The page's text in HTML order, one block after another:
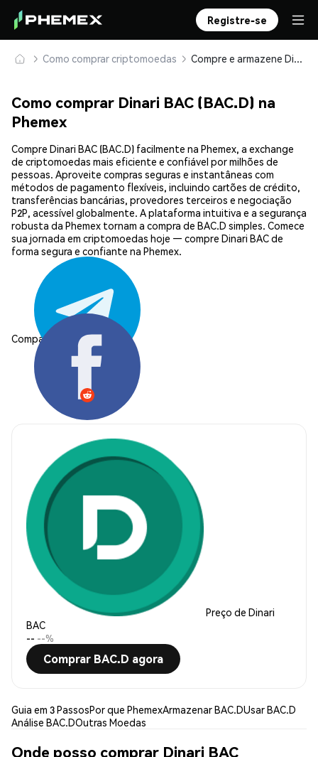
Registre-se
Como comprar criptomoedas Compre e armazene Dinari BAC (BAC.D) com segurança
Como comprar Dinari BAC (BAC.D) na
Phemex
Compre Dinari BAC (BAC.D) facilmente na Phemex, a exchange
de criptomoedas mais eficiente e confiável por milhões de
pessoas. Aproveite compras seguras e instantâneas com
métodos de pagamento flexíveis, incluindo cartões de crédito,
transferências bancárias, provedores terceiros e negociação
P2P, acessível globalmente. A plataforma intuitiva e a segurança
robusta da Phemex tornam a compra de BAC.D simples. Comece
sua jornada em criptomoedas hoje — compre Dinari BAC de
forma segura e confiante na Phemex.
Compartilhar:
Preço de Dinari
BAC
-- --%
Comprar BAC.D agora
Guia em 3 PassosPor que PhemexArmazenar BAC.DUsar BAC.D
Análise BAC.DOutras Moedas
Onde posso comprar Dinari BAC